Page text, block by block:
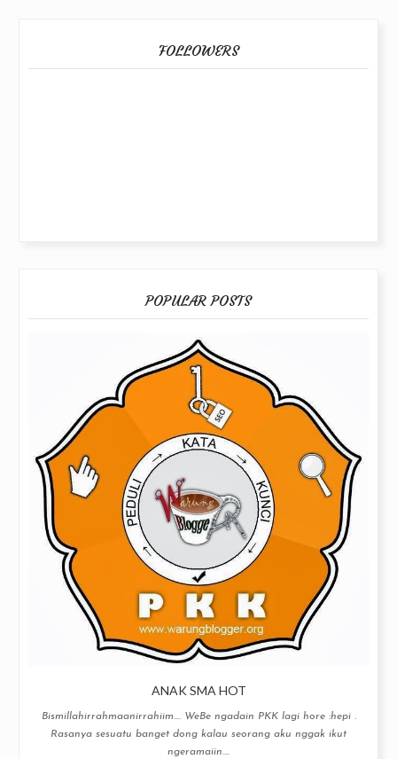
FOLLOWERS
POPULAR POSTS
ANAK SMA HOT
Bismillahirrahmaanirrahiim…. WeBe ngadain PKK lagi hore :hepi .
Rasanya sesuatu banget dong kalau seorang aku nggak ikut
ngeramaiin....